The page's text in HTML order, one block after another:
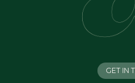
GET IN